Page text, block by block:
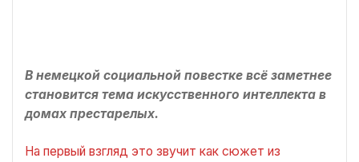
В немецкой социальной повестке всё заметнее
становится тема искусственного интеллекта в
домах престарелых.
На первый взгляд это звучит как сюжет из